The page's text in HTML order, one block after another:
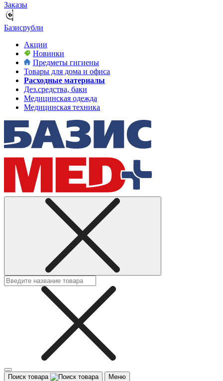
Заказы
Базисрубли
Акции
Новинки
Предметы гигиены
Товары для дома и офиса
Расходные материалы
Дез.средства, баки
Медицинская одежда
Медицинская техника
Поиск товара Меню